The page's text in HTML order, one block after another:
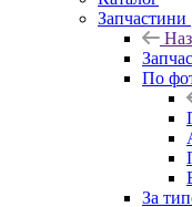
Запчастини
По
За